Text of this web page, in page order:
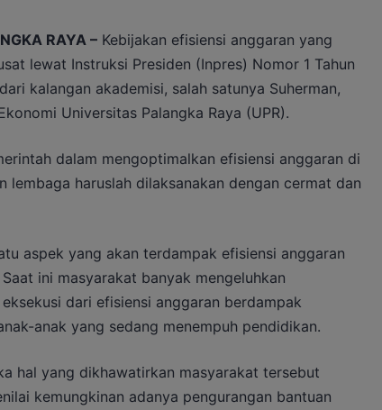
RAYA –Kebijakan efisiensi anggaran yang
lewat Instruksi Presiden (Inpres) Nomor 1 Tahun
kalangan akademisi, salah satunya Suherman,
Universitas Palangka Raya (UPR).
dalam mengoptimalkan efisiensi anggaran di
lembaga haruslah dilaksanakan dengan cermat dan
aspek yang akan terdampak efisiensi anggaran
ini masyarakat banyak mengeluhkan
dari efisiensi anggaran berdampak
anak yang sedang menempuh pendidikan.
hal yang dikhawatirkan masyarakat tersebut
kemungkinan adanya pengurangan bantuan